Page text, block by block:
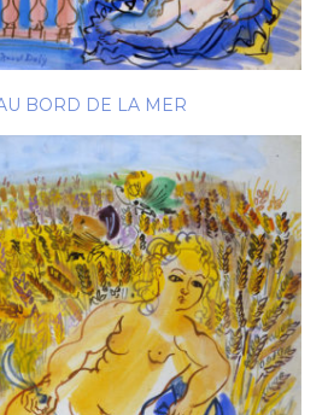
BORD DE LA MER